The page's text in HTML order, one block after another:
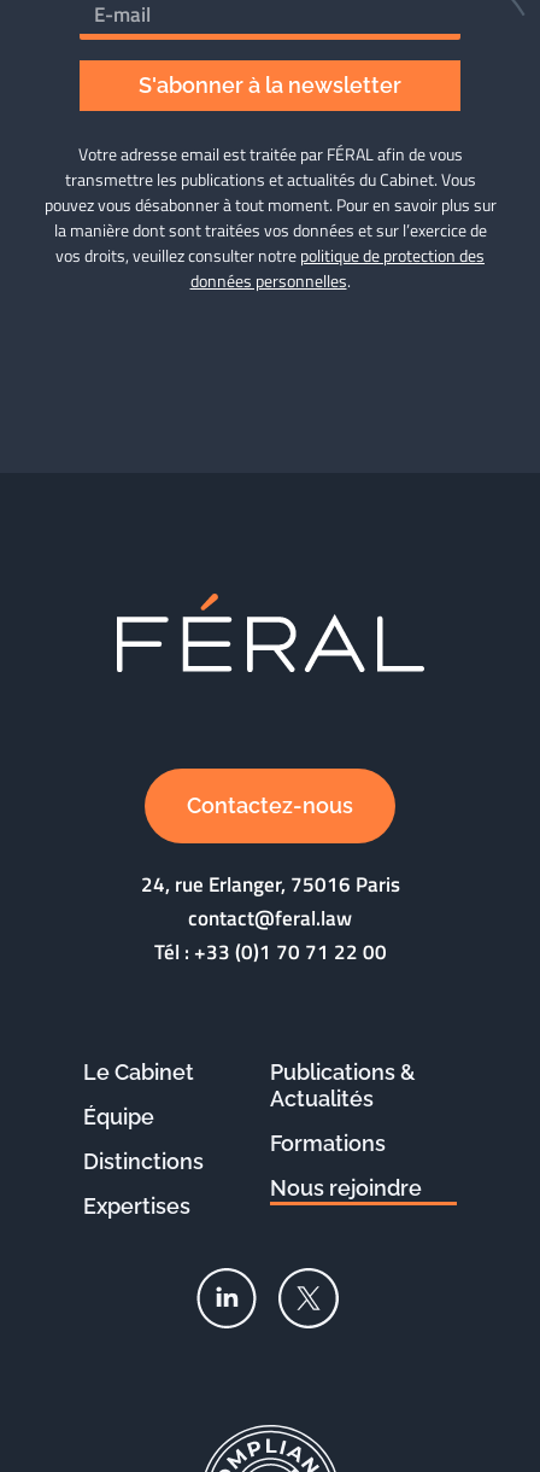
S'abonner à la newsletter
Votre adresse email est traitée par FÉRAL afin de vous
transmettre les publications et actualités du Cabinet. Vous
pouvez vous désabonner à tout moment. Pour en savoir plus sur
la manière dont sont traitées vos données et sur l’exercice de
vos droits, veuillez consulter notrepolitique de protection des
données personnelles.
Contactez-nous
24, rue Erlanger, 75016 Paris
contact@feral.law
Tél :+33 (0)1 70 71 22 00
Le Cabinet
Équipe
Distinctions
Expertises
Publications &
Actualités
Formations
Nous rejoindre